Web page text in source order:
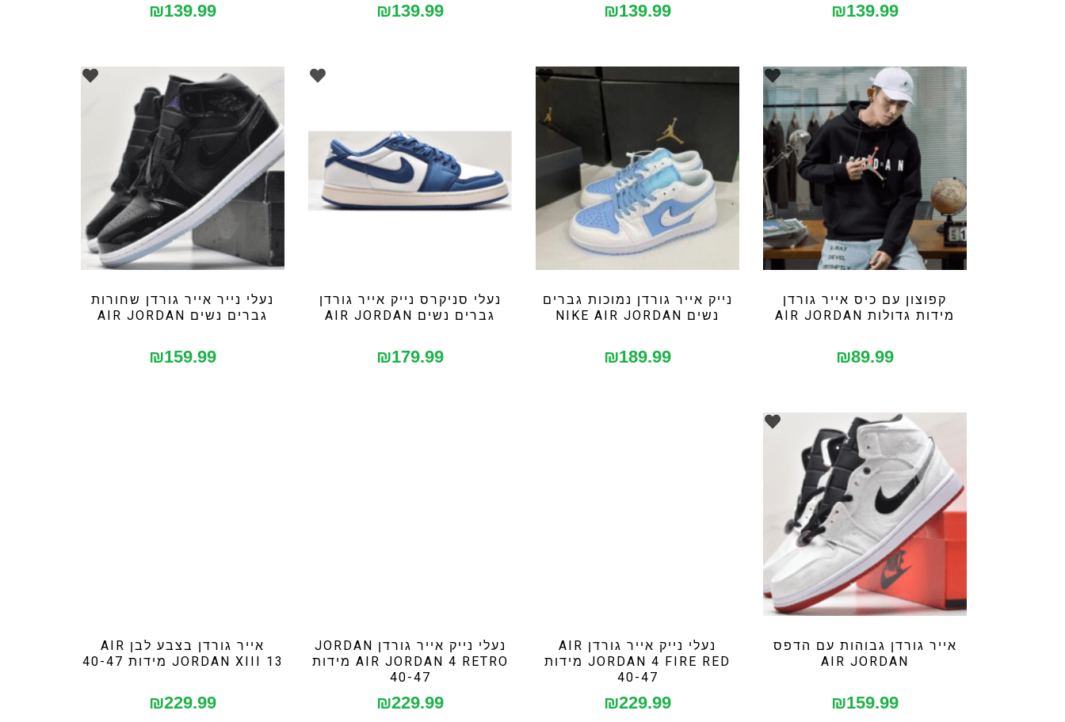
₪139.99
₪139.99
₪139.99
₪139.99
קפוצון עם כיס אייר גורדן
מידות גדולות AIR JORDAN
₪89.99
נייק אייר גורדן נמוכות גברים
נשים NIKE AIR JORDAN
₪189.99
נעלי סניקרס נייק אייר גורדן
גברים נשים AIR JORDAN
₪179.99
נעלי נייר אייר גורדן שחורות
גברים נשים AIR JORDAN
₪159.99
אייר גורדן גבוהות עם הדפס
AIR JORDAN
₪159.99
נעלי נייק אייר גורדן AIR
JORDAN 4 FIRE RED מידות
40-47
₪229.99
נעלי נייק אייר גורדן JORDAN
AIR JORDAN 4 RETRO מידות
40-47
₪229.99
אייר גורדן בצבע לבן AIR
JORDAN XIII 13 מידות 40-47
₪229.99